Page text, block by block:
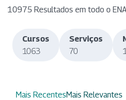
10975 Resultados em todo o
Cursos
1063
Serviços
70
Mais RecentesMais Relevantes